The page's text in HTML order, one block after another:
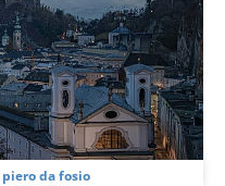
piero da fosio